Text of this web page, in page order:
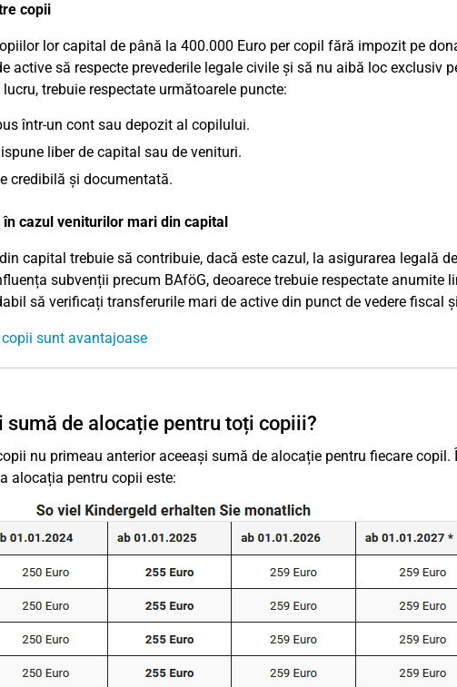
copii
lor capital de până la 400.000 Euro per copil fără impozit pe
active să respecte prevederile legale civile și să nu aibă loc exclusiv
trebuie respectate următoarele puncte:
într-un cont sau depozit al copilului.
liber de capital sau de venituri.
credibilă și documentată.
cazul veniturilor mari din capital
capital trebuie să contribuie, dacă este cazul, la asigurarea legală
subvenții precum BAföG, deoarece trebuie respectate anumite
să verificați transferurile mari de active din punct de vedere fiscal
sunt avantajoase
sumă de alocație pentru toți copiii?
nu primeau anterior aceeași sumă de alocație pentru fiecare copil.
alocația pentru copii este: